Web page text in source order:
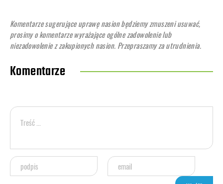
Komentarze sugerujące uprawę nasion będziemy zmuszeni usuwać,
prosimy o komentarze wyrażające ogólne zadowolenie lub
niezadowolenie z zakupionych nasion. Przepraszamy za utrudnienia.
Komentarze